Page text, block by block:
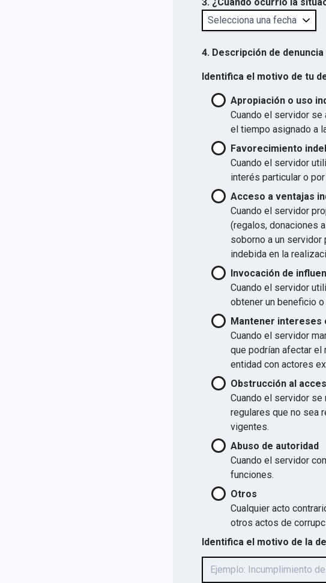
4. Descripción de denuncia
Identifica el motivo de tu
Apropiación o uso
Cuando el servidor se
el tiempo asignado a
Favorecimiento
Cuando el servidor
interés particular o
Acceso a ventajas
Cuando el servidor
(regalos, donaciones
soborno a un servidor
indebida en la
Invocación de
Cuando el servidor
obtener un beneficio o
Mantener intereses
Cuando el servidor
que podrían afectar el
entidad con actores
Obstrucción al
Cuando el servidor
regulares que no sea
vigentes.
Abuso de autoridad
Cuando el servidor
funciones.
Otros
Cualquier acto
otros actos de
Identifica el motivo de la